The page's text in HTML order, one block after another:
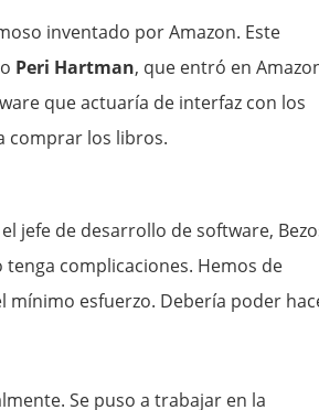
inventado por Amazon. Este
Peri Hartman, que entró en
que actuaría de interfaz con los
comprar los libros.
jefe de desarrollo de software,
complicaciones. Hemos de
mínimo esfuerzo. Debería poder
Se puso a trabajar en la